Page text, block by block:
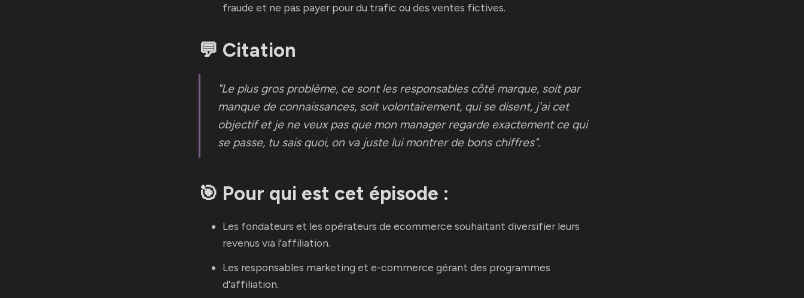
fraude et ne pas payer pour du trafic ou des ventes fictives.
💬 Citation
"Le plus gros problème, ce sont les responsables côté marque, soit par
manque de connaissances, soit volontairement, qui se disent, j'ai cet
objectif et je ne veux pas que mon manager regarde exactement ce qui
se passe, tu sais quoi, on va juste lui montrer de bons chiffres".
🎯 Pour qui est cet épisode :
Les fondateurs et les opérateurs de ecommerce souhaitant diversifier leurs
revenus via l'affiliation.
Les responsables marketing et e-commerce gérant des programmes
d'affiliation.